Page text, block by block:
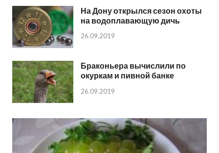
На Дону открылся сезон охоты
на водоплавающую дичь
26.09.2019
Браконьера вычислили по
окуркам и пивной банке
26.09.2019